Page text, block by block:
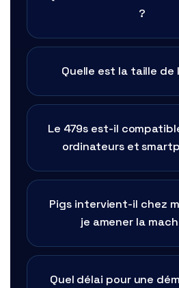
?
Quelle est la taille de
Le 479s est-il
ordinateurs et
Pigs intervient-il chez
je amener la
Quel délai pour une